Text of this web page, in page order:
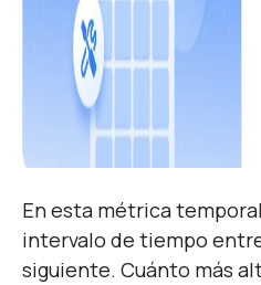
En esta métrica
intervalo de tiempo
siguiente. Cuánto más